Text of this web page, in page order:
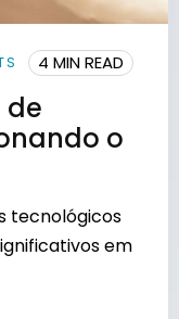
4 MIN READ
o
tecnológicos
em